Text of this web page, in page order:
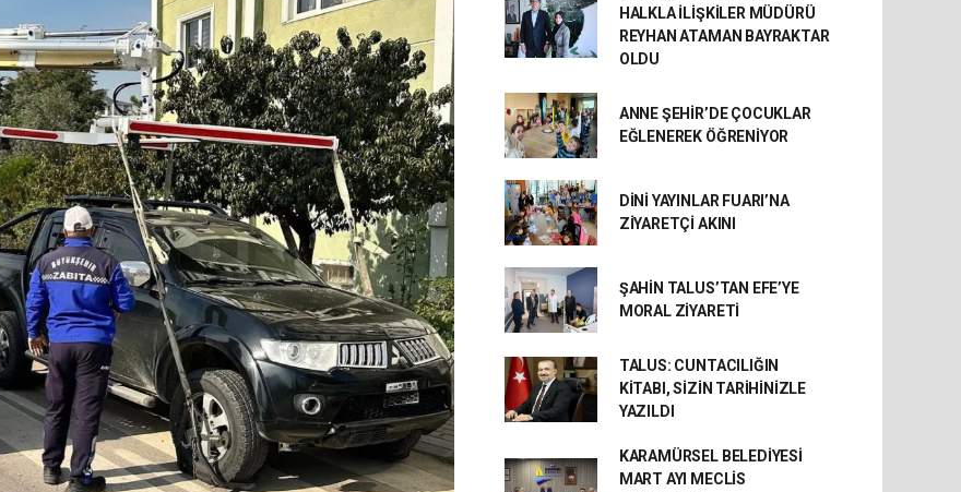
HALKLA İLİŞKİLER MÜDÜRÜ
REYHAN ATAMAN BAYRAKTAR
OLDU
ANNE ŞEHİR’DE ÇOCUKLAR
EĞLENEREK ÖĞRENİYOR
DİNİ YAYINLAR FUARI’NA
ZİYARETÇİ AKINI
ŞAHİN TALUS’TAN EFE’YE
MORAL ZİYARETİ
TALUS: CUNTACILIĞIN
KİTABI, SİZİN TARİHİNİZLE
YAZILDI
KARAMÜRSEL BELEDİYESİ
MART AYI MECLİS